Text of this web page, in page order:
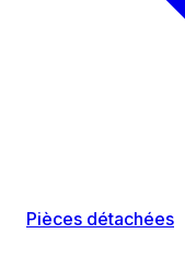
Pièces détachées